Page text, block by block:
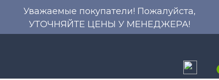
Уважаемые покупатели! Пожалуйста,
УТОЧНЯЙТЕ ЦЕНЫ У МЕНЕДЖЕРА!